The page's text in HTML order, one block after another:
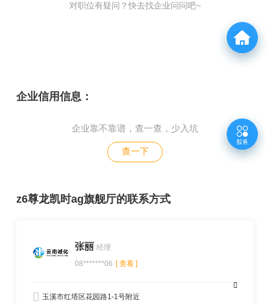
地质工程、环境工程、环境监测与评价、水电站与电力网、
经济与工商管理、农业水利技术等。公司成立以来，共完成
经营范围内各专业设计、评价和评估业务500余项，经营过
程中严格按照质量管理体系的要求进行管理，服务客户满意
对职位有疑问？快去找企业问问吧~
企业信用信息：
企业靠不靠谱，查一查，少入坑
查一下
z6尊龙凯时ag旗舰厅的联系方式
张丽 经理
08*******06 [ 查看 ]
玉溪市红塔区花园路1-1号附近